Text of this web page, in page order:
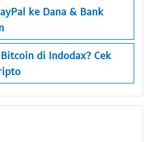
ke Dana & Bank
di Indodax? Cek